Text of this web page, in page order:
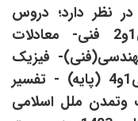
در نظر دارد؛ دروس
پایه، معارف و عمومی (ریاضی1و2 فنی- معادلات
فیزیک
عمومی2 (پایه) - آز فیزیک عمومی1و4 (پایه) - تفسیر
ملل اسلامی